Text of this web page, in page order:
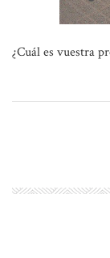
¿Cuál es vuestra